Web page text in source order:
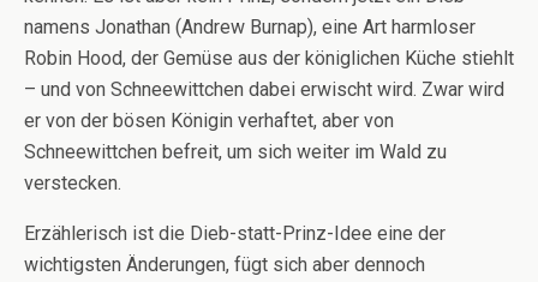
namens Jonathan (Andrew Burnap), eine Art harmloser
Robin Hood, der Gemüse aus der königlichen Küche stiehlt
– und von Schneewittchen dabei erwischt wird. Zwar wird
er von der bösen Königin verhaftet, aber von
Schneewittchen befreit, um sich weiter im Wald zu
verstecken.
Erzählerisch ist die Dieb-statt-Prinz-Idee eine der
wichtigsten Änderungen, fügt sich aber dennoch